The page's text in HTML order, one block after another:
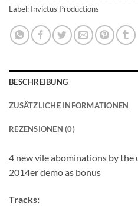
Label: Invictus Productions
BESCHREIBUNG
ZUSÄTZLICHE INFORMATIONEN
REZENSIONEN (0)
4 new vile abominations by the
2014er demo as bonus
Tracks: